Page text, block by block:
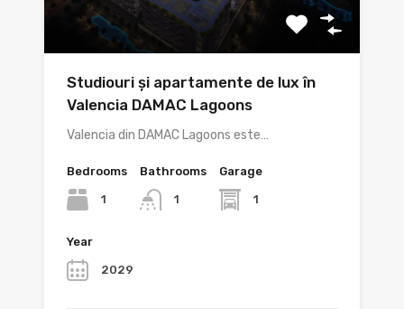
Studiouri și apartamente de lux în
Valencia DAMAC Lagoons
Valencia din DAMAC Lagoons este…
Bedrooms
1
Bathrooms
1
Garage
1
Year
2029